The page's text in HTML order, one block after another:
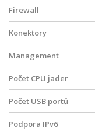
Firewall
Konektory
Management
Počet CPU jader
Počet USB portů
Podpora IPv6